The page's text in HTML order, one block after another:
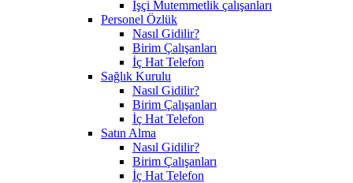
İşçi Mutemmetlik çalışanları
Personel Özlük
Nasıl Gidilir?
Birim Çalışanları
İç Hat Telefon
Sağlık Kurulu
Nasıl Gidilir?
Birim Çalışanları
İç Hat Telefon
Satın Alma
Nasıl Gidilir?
Birim Çalışanları
İç Hat Telefon